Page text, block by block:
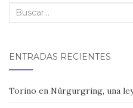
Buscar:
ENTRADAS RECIENTES
Torino en Nürgurgring, una